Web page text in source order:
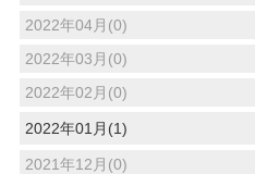
2022年04月(0)
2022年03月(0)
2022年02月(0)
2022年01月(1)
2021年12月(0)